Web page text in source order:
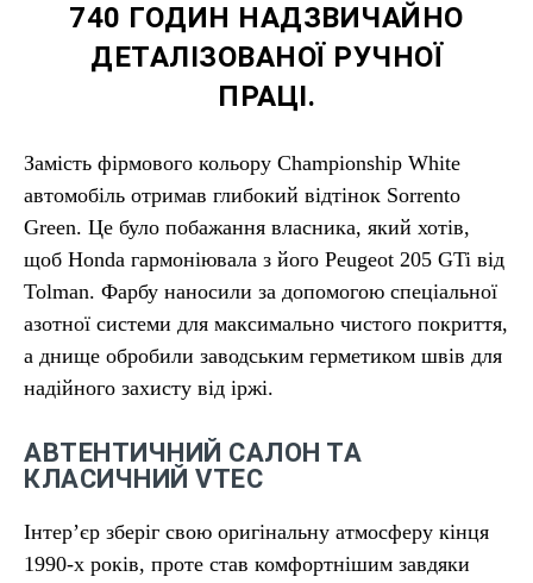
740 ГОДИН НАДЗВИЧАЙНО
ДЕТАЛІЗОВАНОЇ РУЧНОЇ
ПРАЦІ.
Замість фірмового кольору Championship White
автомобіль отримав глибокий відтінок Sorrento
Green. Це було побажання власника, який хотів,
щоб Honda гармоніювала з його Peugeot 205 GTi від
Tolman. Фарбу наносили за допомогою спеціальної
азотної системи для максимально чистого покриття,
а днище обробили заводським герметиком швів для
надійного захисту від іржі.
АВТЕНТИЧНИЙ САЛОН ТА
КЛАСИЧНИЙ VTEC
Інтер’єр зберіг свою оригінальну атмосферу кінця
1990-х років, проте став комфортнішим завдяки